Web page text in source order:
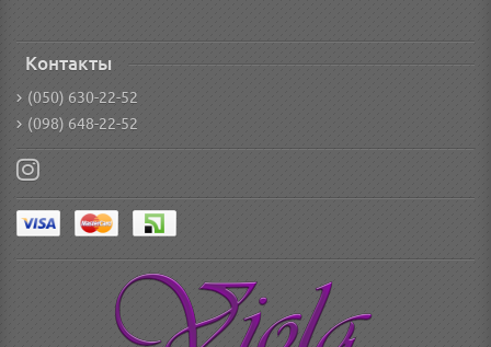
Контакты
(050) 630-22-52
(098) 648-22-52